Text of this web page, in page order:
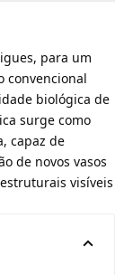
para um
convencional
biológica de
surge como
capaz de
de novos vasos
visíveis